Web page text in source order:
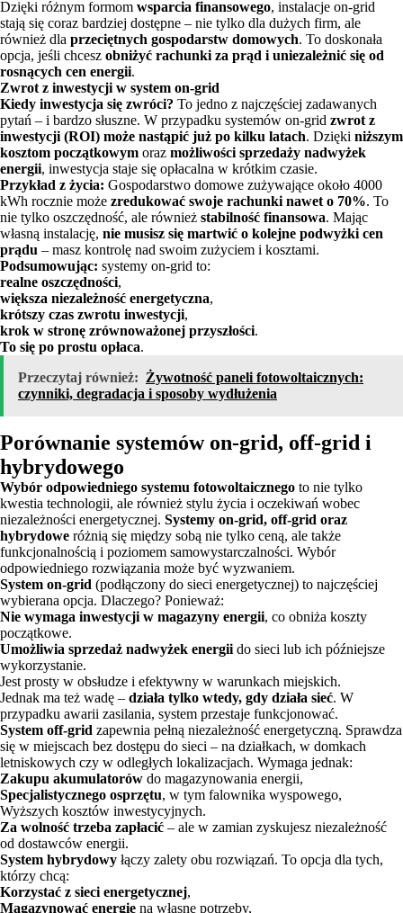
Dzięki różnym formom wsparcia finansowego, instalacje on-grid
stają się coraz bardziej dostępne – nie tylko dla dużych firm, ale
również dla przeciętnych gospodarstw domowych. To doskonała
opcja, jeśli chcesz obniżyć rachunki za prąd i uniezależnić się od
rosnących cen energii.
Zwrot z inwestycji w system on-grid
Kiedy inwestycja się zwróci? To jedno z najczęściej zadawanych
pytań – i bardzo słuszne. W przypadku systemów on-grid zwrot z
inwestycji (ROI) może nastąpić już po kilku latach. Dzięki niższym
kosztom początkowym oraz możliwości sprzedaży nadwyżek
energii, inwestycja staje się opłacalna w krótkim czasie.
Przykład z życia: Gospodarstwo domowe zużywające około 4000
kWh rocznie może zredukować swoje rachunki nawet o 70%. To
nie tylko oszczędność, ale również stabilność finansowa. Mając
własną instalację, nie musisz się martwić o kolejne podwyżki cen
prądu – masz kontrolę nad swoim zużyciem i kosztami.
Podsumowując: systemy on-grid to:
realne oszczędności,
większa niezależność energetyczna,
krótszy czas zwrotu inwestycji,
krok w stronę zrównoważonej przyszłości.
To się po prostu opłaca.
Przeczytaj również: Żywotność paneli fotowoltaicznych:
czynniki, degradacja i sposoby wydłużenia
Porównanie systemów on-grid, off-grid i
hybrydowego
Wybór odpowiedniego systemu fotowoltaicznego to nie tylko
kwestia technologii, ale również stylu życia i oczekiwań wobec
niezależności energetycznej. Systemy on-grid, off-grid oraz
hybrydowe różnią się między sobą nie tylko ceną, ale także
funkcjonalnością i poziomem samowystarczalności. Wybór
odpowiedniego rozwiązania może być wyzwaniem.
System on-grid (podłączony do sieci energetycznej) to najczęściej
wybierana opcja. Dlaczego? Ponieważ:
Nie wymaga inwestycji w magazyny energii, co obniża koszty
początkowe.
Umożliwia sprzedaż nadwyżek energii do sieci lub ich późniejsze
wykorzystanie.
Jest prosty w obsłudze i efektywny w warunkach miejskich.
Jednak ma też wadę – działa tylko wtedy, gdy działa sieć. W
przypadku awarii zasilania, system przestaje funkcjonować.
System off-grid zapewnia pełną niezależność energetyczną. Sprawdza
się w miejscach bez dostępu do sieci – na działkach, w domkach
letniskowych czy w odległych lokalizacjach. Wymaga jednak:
Zakupu akumulatorów do magazynowania energii,
Specjalistycznego osprzętu, w tym falownika wyspowego,
Wyższych kosztów inwestycyjnych.
Za wolność trzeba zapłacić – ale w zamian zyskujesz niezależność
od dostawców energii.
System hybrydowy łączy zalety obu rozwiązań. To opcja dla tych,
którzy chcą:
Korzystać z sieci energetycznej,
Magazynować energię na własne potrzeby,